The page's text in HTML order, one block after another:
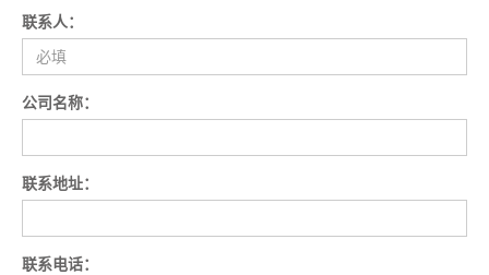
联系人：
公司名称：
联系地址：
联系电话：